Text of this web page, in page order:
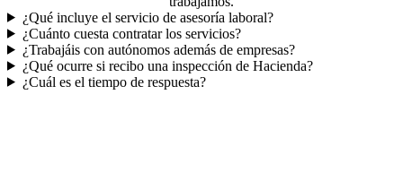
¿Qué incluye el servicio de asesoría laboral?
¿Cuánto cuesta contratar los servicios?
¿Trabajáis con autónomos además de empresas?
¿Qué ocurre si recibo una inspección de Hacienda?
¿Cuál es el tiempo de respuesta?